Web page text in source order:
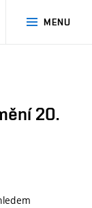
MENU
20.